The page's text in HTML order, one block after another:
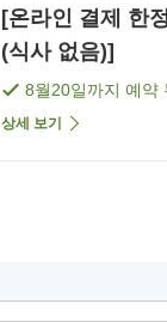
[온라인 결제 한
(식사 없음)]
8월20일까지 예약
상세 보기